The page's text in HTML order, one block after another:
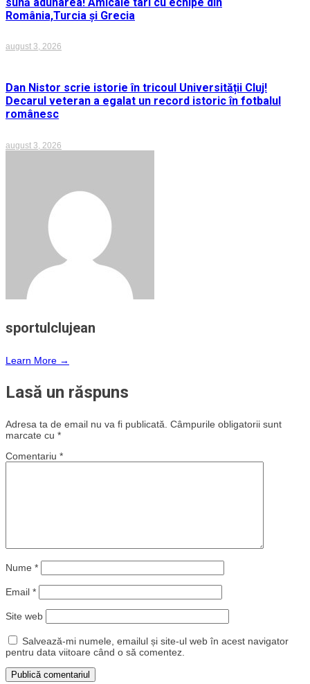
România,Turcia și Grecia
august 3, 2026
Dan Nistor scrie istorie în tricoul Universității Cluj!
Decarul veteran a egalat un record istoric în fotbalul
românesc
august 3, 2026
sportulclujean
Learn More →
Lasă un răspuns
Adresa ta de email nu va fi publicată. Câmpurile obligatorii sunt
marcate cu *
Comentariu *
Nume *
Email *
Site web
Salvează-mi numele, emailul și site-ul web în acest navigator
pentru data viitoare când o să comentez.